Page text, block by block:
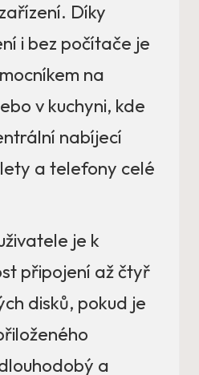
Díky
i bez počítače je
na
v kuchyni, kde
nabíjecí
a telefony celé
je k
připojení až čtyř
disků, pokud je
a